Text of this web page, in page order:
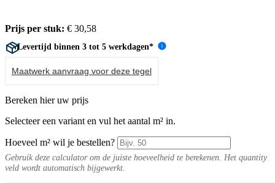
Prijs per stuk: € 30,58
Levertijd binnen 3 tot 5 werkdagen* i
Maatwerk aanvraag voor deze tegel
Bereken hier uw prijs
Selecteer een variant en vul het aantal m² in.
Hoeveel m² wil je bestellen?
Gebruik deze calculator om de juiste hoeveelheid te berekenen. Het quantity
veld wordt automatisch bijgewerkt.